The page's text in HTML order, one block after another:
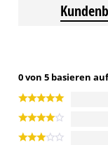
0 von 5 basieren